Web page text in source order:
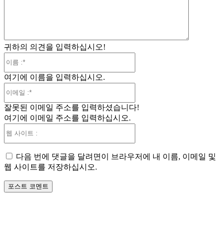
귀하의 의견을 입력하십시오!
여기에 이름을 입력하십시오.
일
잘못된 이메일 주소를 입력하셨습니다!
여기에 이메일 주소를 입력하십시오.
트
다음 번에 댓글을 달려면이 브라우저에 내 이름, 이메일 및
웹 사이트를 저장하십시오.